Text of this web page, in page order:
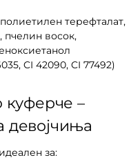
терефталат,
пчелин восок,
CI 42090, CI 77492)
куферче –
девојчиња
за: